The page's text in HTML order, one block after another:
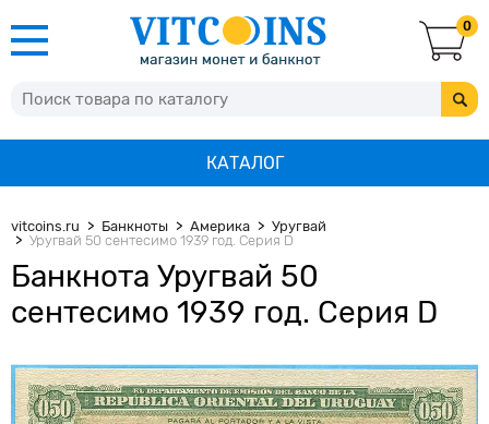
0
КАТАЛОГ
vitcoins.ru Банкноты Америка
Уругвай
Уругвай 50 сентесимо 1939 год. Серия D
Банкнота Уругвай 50
сентесимо 1939 год. Серия D